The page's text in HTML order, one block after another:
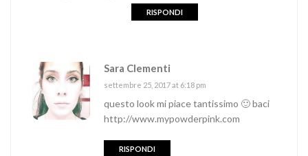
RISPONDI
Sara Clementi
settembre 25, 2017 at 6:18 pm
questo look mi piace tantissimo 🙂 baci
http://www.mypowderpink.com
RISPONDI